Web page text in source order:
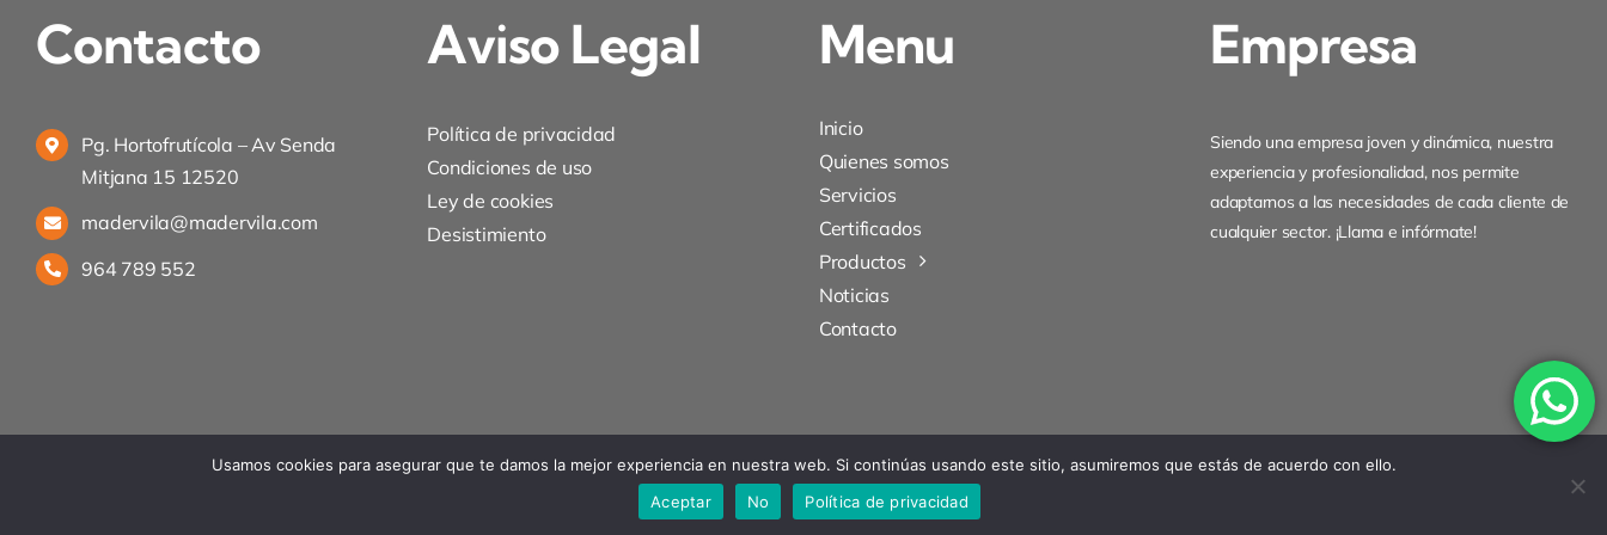
Contacto
Pg. Hortofrutícola – Av Senda
Mitjana 15 12520
madervila@madervila.com
964 789 552
Aviso Legal
Política de privacidad
Condiciones de uso
Ley de cookies
Desistimiento
Menu
Inicio
Quienes somos
Servicios
Certificados
Productos
Noticias
Contacto
Empresa
Siendo una empresa joven y dinámica, nuestra
experiencia y profesionalidad, nos permite
adaptarnos a las necesidades de cada cliente de
cualquier sector. ¡Llama e infórmate!
Usamos cookies para asegurar que te damos la mejor experiencia en nuestra web. Si continúas usando este sitio, asumiremos que estás de acuerdo con ello.
Aceptar
No Política de privacidad